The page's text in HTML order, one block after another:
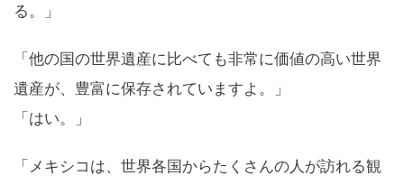
る。」
「他の国の世界遺産に比べても非常に価値の高い世界
遺産が、豊富に保存されていますよ。」
「はい。」
「メキシコは、世界各国からたくさんの人が訪れる観